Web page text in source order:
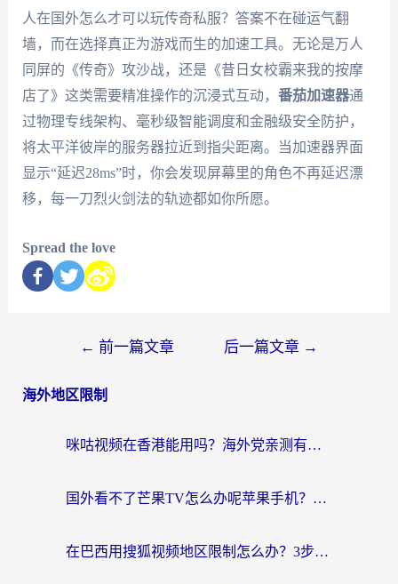
人在国外怎么才可以玩传奇私服？答案不在碰运气翻
墙，而在选择真正为游戏而生的加速工具。无论是万人
同屏的《传奇》攻沙战，还是《昔日女校霸来我的按摩
店了》这类需要精准操作的沉浸式互动， 番茄加速器通
过物理专线架构、毫秒级智能调度和金融级安全防护，
将太平洋彼岸的服务器拉近到指尖距离。当加速器界面
显示“延迟28ms”时，你会发现屏幕里的角色不再延迟漂
移，每一刀烈火剑法的轨迹都如你所愿。
Spread the love
← 前一篇文章 后一篇文章 →
海外地区限制
咪咕视频在香港能用吗？海外党亲测有效的回国加速方案来了
国外看不了芒果TV怎么办呢苹果手机？海外党追剧游戏的全能解决方案
在巴西用搜狐视频地区限制怎么办？3步解决海外看国内剧的烦恼